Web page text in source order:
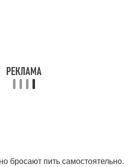
бросают пить самостоятельно.